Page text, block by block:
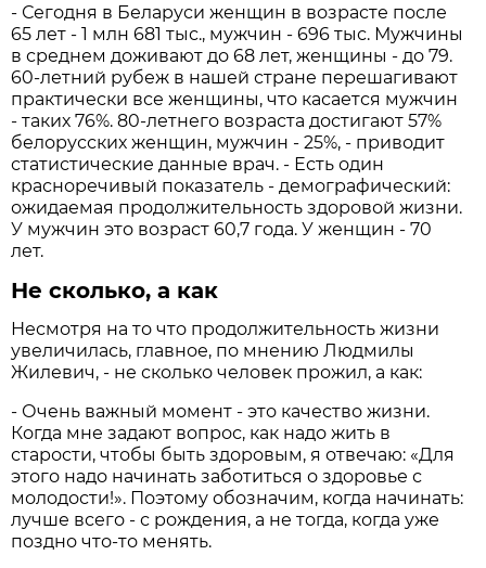
- Сегодня в Беларуси женщин в возрасте после
65 лет - 1 млн 681 тыс., мужчин - 696 тыс. Мужчины
в среднем доживают до 68 лет, женщины - до 79.
60-летний рубеж в нашей стране перешагивают
практически все женщины, что касается мужчин
- таких 76%. 80-летнего возраста достигают 57%
белорусских женщин, мужчин - 25%, - приводит
статистические данные врач. - Есть один
красноречивый показатель - демографический:
ожидаемая продолжительность здоровой жизни.
У мужчин это возраст 60,7 года. У женщин - 70
лет.
Не сколько, а как
Несмотря на то что продолжительность жизни
увеличилась, главное, по мнению Людмилы
Жилевич, - не сколько человек прожил, а как:
- Очень важный момент - это качество жизни.
Когда мне задают вопрос, как надо жить в
старости, чтобы быть здоровым, я отвечаю: «Для
этого надо начинать заботиться о здоровье с
молодости!». Поэтому обозначим, когда начинать:
лучше всего - с рождения, а не тогда, когда уже
поздно что-то менять.